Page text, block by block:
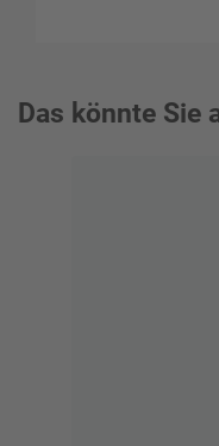
Das könnte Sie